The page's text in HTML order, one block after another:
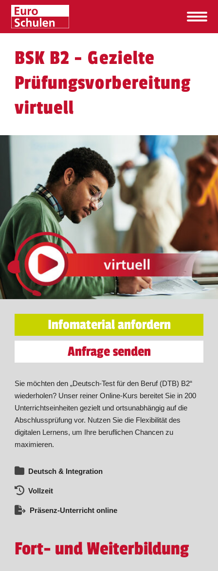
BSK B2 - Gezielte
Prüfungsvorbereitung
virtuell
Infomaterial anfordern
Anfrage senden
Sie möchten den „Deutsch-Test für den Beruf (DTB) B2“
wiederholen? Unser reiner Online-Kurs bereitet Sie in 200
Unterrichtseinheiten gezielt und ortsunabhängig auf die
Abschlussprüfung vor. Nutzen Sie die Flexibilität des
digitalen Lernens, um Ihre beruflichen Chancen zu
maximieren.
Deutsch & Integration
Vollzeit
Präsenz-Unterricht online
Fort- und Weiterbildung